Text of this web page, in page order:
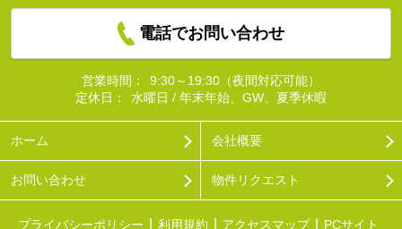
電話でお問い合わせ
営業時間：
9:30～19:30（夜間対応可能）
定休日：
水曜日 / 年末年始、GW、夏季休暇
ホーム 会社概要
お問い合わせ 物件リクエスト
プライバシーポリシー 利用規約 アクセスマップ PCサイト